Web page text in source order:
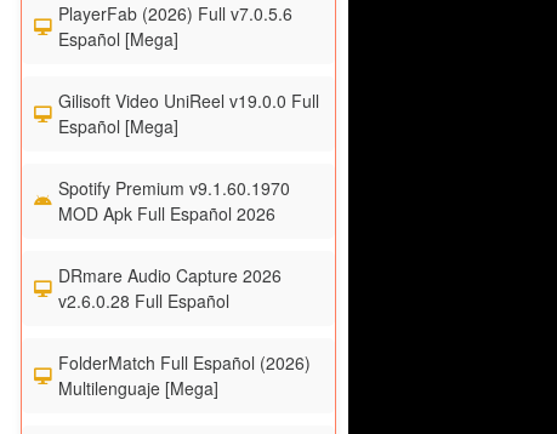
PlayerFab (2026) Full v7.0.5.6
Español [Mega]
Gilisoft Video UniReel v19.0.0 Full
Español [Mega]
Spotify Premium v9.1.60.1970
MOD Apk Full Español 2026
DRmare Audio Capture 2026
v2.6.0.28 Full Español
FolderMatch Full Español (2026)
Multilenguaje [Mega]